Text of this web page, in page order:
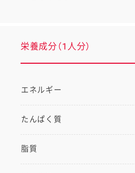
栄養成分（1人分）
エネルギー
たんぱく質
脂質